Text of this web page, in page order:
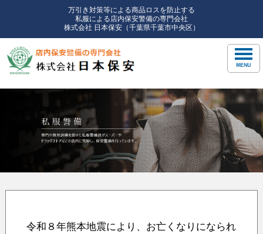
万引き対策等による商品ロスを防止する
私服による店内保安警備の専門会社
株式会社 日本保安（千葉県千葉市中央区）
令和８年熊本地震により、お亡くなりになられ